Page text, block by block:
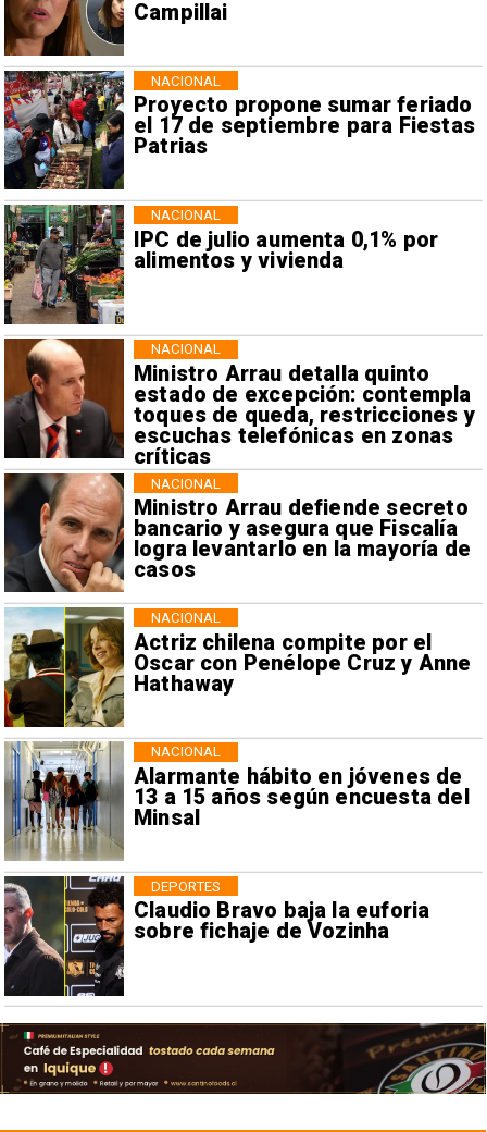
Campillai
Proyecto propone sumar feriado
el 17 de septiembre para Fiestas
Patrias
NACIONAL
IPC de julio aumenta 0,1% por
alimentos y vivienda
NACIONAL
Ministro Arrau detalla quinto
estado de excepción: contempla
toques de queda, restricciones y
escuchas telefónicas en zonas
críticas
NACIONAL
Ministro Arrau defiende secreto
bancario y asegura que Fiscalía
logra levantarlo en la mayoría de
casos
NACIONAL
Actriz chilena compite por el
Oscar con Penélope Cruz y Anne
Hathaway
NACIONAL
Alarmante hábito en jóvenes de
13 a 15 años según encuesta del
Minsal
NACIONAL
Claudio Bravo baja la euforia
sobre fichaje de Vozinha
DEPORTES